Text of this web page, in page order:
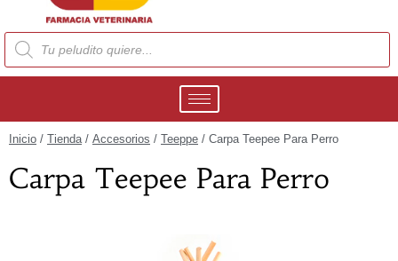
Inicio / Tienda/ Accesorios / Teeppe / Carpa Teepee Para Perro
Carpa Teepee Para Perro